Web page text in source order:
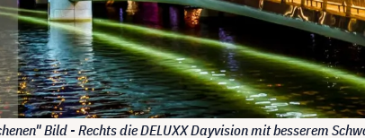
Bild - Rechts die DELUXX Dayvision mit besserem